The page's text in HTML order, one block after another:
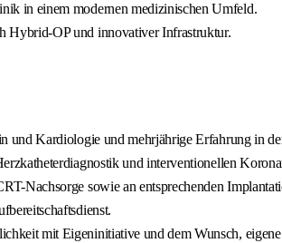
in einem modernen medizinischen Umfeld.
Hybrid-OP und innovativer Infrastruktur.
und Kardiologie und mehrjährige Erfahrung in
und interventionellen
Nachsorge sowie an entsprechenden
mit Eigeninitiative und dem Wunsch,